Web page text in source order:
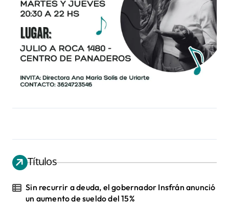
Títulos
Sin recurrir a deuda, el gobernador Insfrán anunció
un aumento de sueldo del 15%